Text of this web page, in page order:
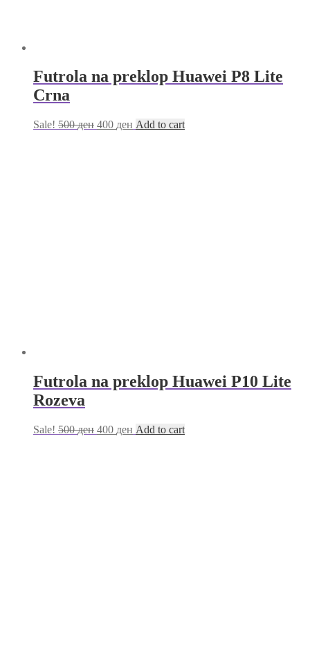
Futrola na preklop Huawei P8 Lite
Crna
Sale! 500ден 400 ден Add to cart
Futrola na preklop Huawei P10 Lite
Rozeva
Sale! 500ден 400 ден Add to cart